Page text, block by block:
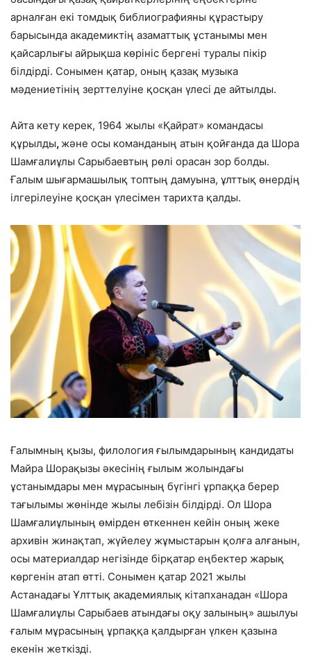
арналған екі томдық библиографияны құрастыру
барысында академиктің азаматтық ұстанымы мен
қайсарлығы айрықша көрініс бергені туралы пікір
білдірді. Сонымен қатар, оның қазақ музыка
мәдениетінің зерттелуіне қосқан үлесі де айтылды.
Айта кету керек, 1964 жылы «Қайрат» командасы
құрылды, және осы команданың атын қойғанда да Шора
Шамғалиұлы Сарыбаевтың рөлі орасан зор болды.
Ғалым шығармашылық топтың дамуына, ұлттық өнердің
ілгерілеуіне қосқан үлесімен тарихта қалды.
Ғалымның қызы, филология ғылымдарының кандидаты
Майра Шорақызы әкесінің ғылым жолындағы
ұстанымдары мен мұрасының бүгінгі ұрпаққа берер
тағылымы жөнінде жылы лебізін білдірді. Ол Шора
Шамғалиұлының өмірден өткеннен кейін оның жеке
архивін жинақтап, жүйелеу жұмыстарын қолға алғанын,
осы материалдар негізінде бірқатар еңбектер жарық
көргенін атап өтті. Сонымен қатар 2021 жылы
Астанадағы Ұлттық академиялық кітапханадан «Шора
Шамғалиұлы Сарыбаев атындағы оқу залының» ашылуы
ғалым мұрасының ұрпаққа қалдырған үлкен қазына
екенін жеткізді.